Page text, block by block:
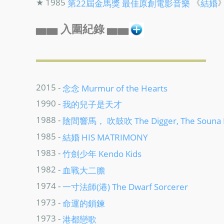
第22屆金馬獎 最佳原創電影音樂 結婚
▅▅ 入圍紀錄 ▅▅
2015 -念念 Murmur of the Hearts
1990 -我的兒子是天才
1988 - 陰間響馬， 吹鼓吹 The Digger, The
1985 -結婚 HIS MATRIMONY
1983 -竹劍少年 Kendo Kids
1982 - 血戰大二膽
1974 -一寸法師(港) The Dwarf Sorcerer
1973 -命運的鎖鍊
1973 -港都戀歌